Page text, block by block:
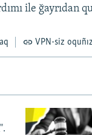
ile ğayrıdan
VPN-siz oquñız